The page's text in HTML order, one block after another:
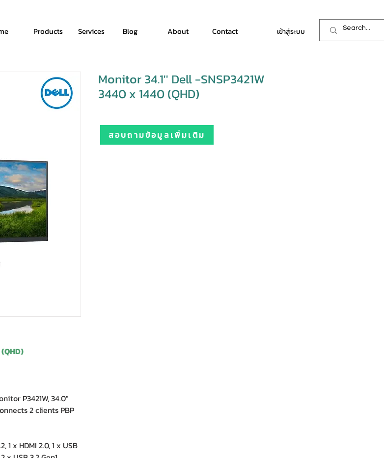
Products Services Blog About Contact เข้าสู่ระบบ
P3421W, 34.0″
2 clients PBP
x HDMI 2.0, 1 x USB
Monitor 34.1'' Dell -SNSP3421W
3440 x 1440 (QHD)
สอบถามข้อมูลเพิ่มเติม